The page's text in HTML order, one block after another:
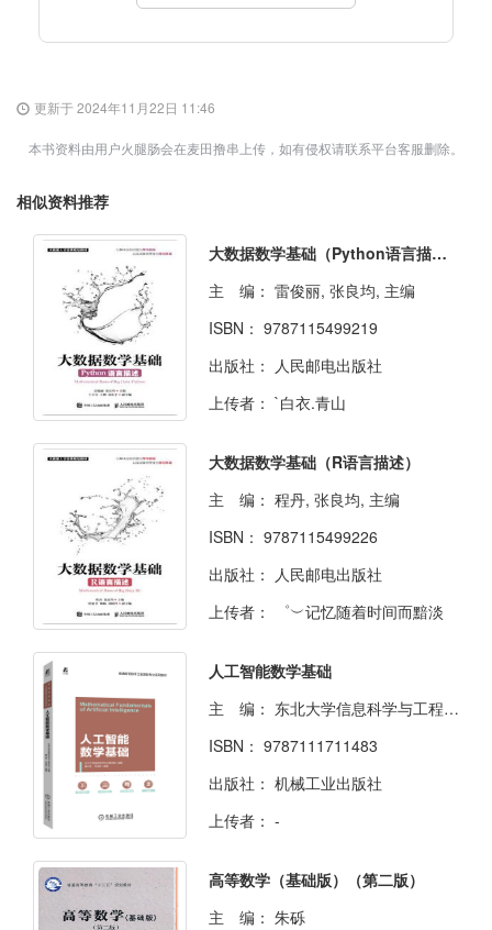
更新于 2024年11月22日 11:46
本书资料由用户火腿肠会在麦田撸串上传，如有侵权请联系平台客服删除。
相似资料推荐
大数据数学基础（Python语言描述）
主 编： 雷俊丽, 张良均, 主编
ISBN： 9787115499219
出版社： 人民邮电出版社
上传者： `白衣.青山
大数据数学基础（R语言描述）
主 编： 程丹, 张良均, 主编
ISBN： 9787115499226
出版社： 人民邮电出版社
上传者：
゜︶记忆随着时间而黯淡
人工智能数学基础
主 编： 东北大学信息科学与工程学院 组编董久祥 石海彬 编著
ISBN： 9787111711483
出版社： 机械工业出版社
上传者： -
高等数学（基础版）（第二版）
主 编： 朱砾